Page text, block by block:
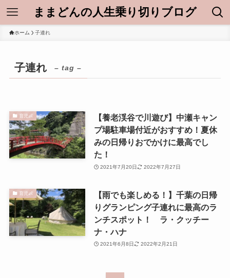
ままどんの人生乗り切りブログ
ホーム 子連れ
子連れ – tag –
育児👶
【養老渓谷で川遊び】中瀬キャン
プ場駐車場付近がおすすめ！夏休
みの日帰りおでかけに最高でし
た！
2021年7月20日 2022年7月27日
育児👶
【雨でも楽しめる！】千葉の日帰
りグランピング子連れに最高のラ
ンチスポット！ ラ・クッチー
ナ・ハナ
2021年6月8日 2022年2月21日